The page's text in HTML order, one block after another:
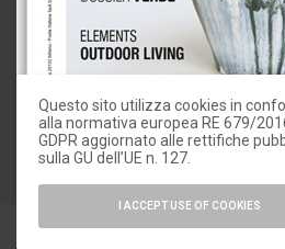
© 2020 IoArch. All
Questo sito utilizza cookies in
alla normativa europea RE 679/
GDPR aggiornato alle rettifiche
sulla GU dell’UE n. 127.
I ACCEPT USE OF COOKIES